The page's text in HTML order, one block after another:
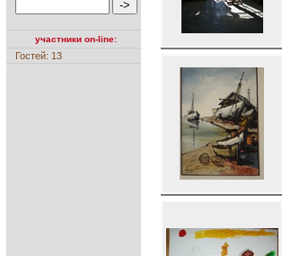
участники on-line:
Гостей: 13